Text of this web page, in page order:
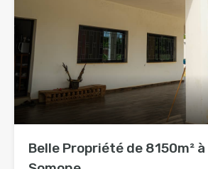
Belle Propriété de 8150m²